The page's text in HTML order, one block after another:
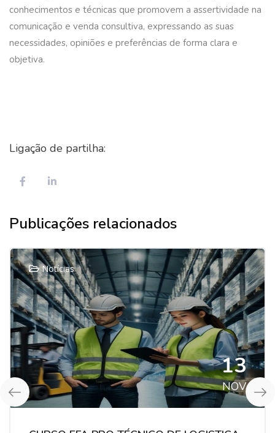
conhecimentos e técnicas que promovem a assertividade na
comunicação e venda consultiva, expressando as suas
necessidades, opiniões e preferências de forma clara e
objetiva.
Ligação de partilha:
Publicações relacionados
Notícias
13
NOV